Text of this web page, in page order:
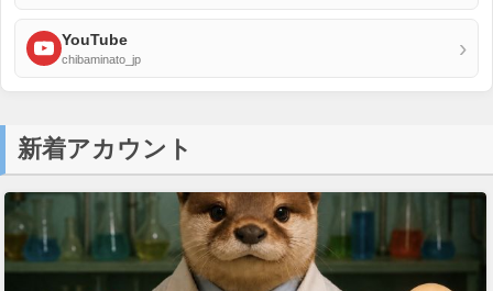
YouTube
chibaminato_jp ›
新着アカウント